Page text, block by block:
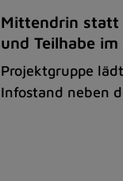
Mittendrin statt
und Teilhabe
Projektgruppe
Infostand neben